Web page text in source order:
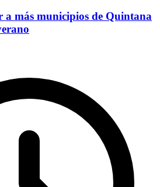
a más municipios de Quintana